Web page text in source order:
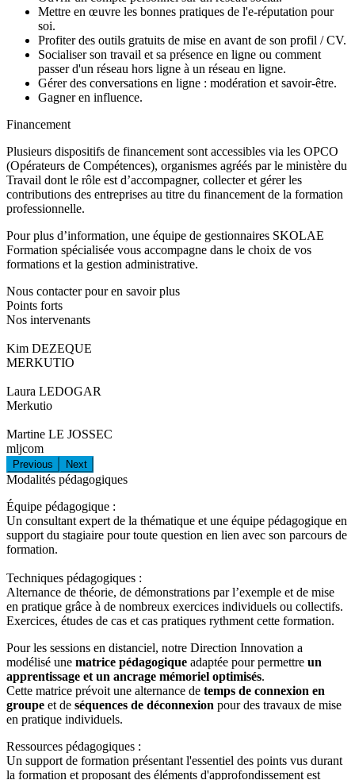
Mettre en œuvre les bonnes pratiques de l'e-réputation pour
soi.
Profiter des outils gratuits de mise en avant de son profil / CV.
Socialiser son travail et sa présence en ligne ou comment
passer d'un réseau hors ligne à un réseau en ligne.
Gérer des conversations en ligne : modération et savoir-être.
Gagner en influence.
Financement
Plusieurs dispositifs de financement sont accessibles via les OPCO
(Opérateurs de Compétences), organismes agréés par le ministère du
Travail dont le rôle est d’accompagner, collecter et gérer les
contributions des entreprises au titre du financement de la formation
professionnelle.
Pour plus d’information, une équipe de gestionnaires SKOLAE
Formation spécialisée vous accompagne dans le choix de vos
formations et la gestion administrative.
Nous contacter pour en savoir plus
Points forts
Nos intervenants
Kim DEZEQUE
MERKUTIO
Laura LEDOGAR
Merkutio
Martine LE JOSSEC
mljcom
Previous Next
Modalités pédagogiques
Équipe pédagogique :
Un consultant expert de la thématique et une équipe pédagogique en
support du stagiaire pour toute question en lien avec son parcours de
formation.
Techniques pédagogiques :
Alternance de théorie, de démonstrations par l’exemple et de mise
en pratique grâce à de nombreux exercices individuels ou collectifs.
Exercices, études de cas et cas pratiques rythment cette formation.
Pour les sessions en distanciel, notre Direction Innovation a
modélisé une matrice pédagogique adaptée pour permettre un
apprentissage et un ancrage mémoriel optimisés.
Cette matrice prévoit une alternance de temps de connexion en
groupe et de séquences de déconnexion pour des travaux de mise
en pratique individuels.
Ressources pédagogiques :
Un support de formation présentant l'essentiel des points vus durant
la formation et proposant des éléments d'approfondissement est